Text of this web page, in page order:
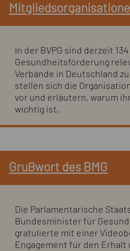
In der BVPG sind derzeit
Gesundheitsförderung
Verbände in Deutschland
stellen sich die
vor und erläutern, warum
wichtig ist.
Grußwort des BMG
Die Parlamentarische
Bundesminister für
gratulierte mit einer
Engagement für den